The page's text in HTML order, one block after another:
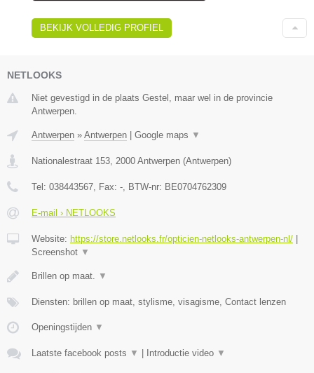
BEKIJK VOLLEDIG PROFIEL
NETLOOKS
Niet gevestigd in de plaats Gestel, maar wel in de provincie
Antwerpen.
Antwerpen » Antwerpen Google maps ▼
Nationalestraat 153, 2000 Antwerpen (Antwerpen)
Tel: 038443567, Fax: -, BTW-nr: BE0704762309
E-mail › NETLOOKS
Website: https://store.netlooks.fr/opticien-netlooks-antwerpen-nl/
Screenshot ▼
Brillen op maat. ▼
Diensten: brillen op maat, stylisme, visagisme, Contact lenzen
Openingstijden ▼
Laatste facebook posts ▼ Introductie video ▼